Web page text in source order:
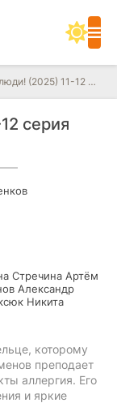
(2025) 11-12 серия
серия
Стречина Артём
Александр
Никита
которому
преподает
аллергия. Его
и яркие